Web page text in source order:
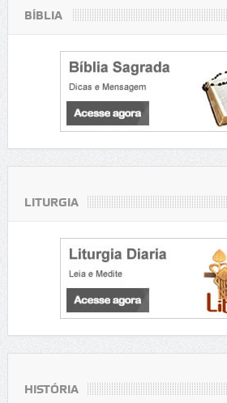
BÍBLIA
LITURGIA
HISTÓRIA